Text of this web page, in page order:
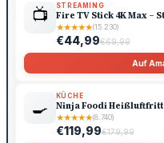
📺 STREAMING
Fire TV Stick 4K Max –
★★★★★(15.230)
€44,99€69,99
Auf
🍳
KÜCHE
Ninja Foodi
★★★★★(8.740)
€119,99€179,99